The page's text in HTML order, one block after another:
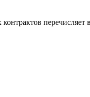
перечисляет